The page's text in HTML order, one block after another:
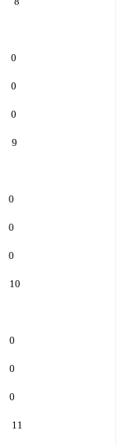
0
0
0
9
0
0
0
10
0
0
0
11